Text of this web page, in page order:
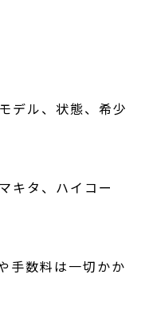
デル、状態、希少
キタ、ハイコー
手数料は一切かか